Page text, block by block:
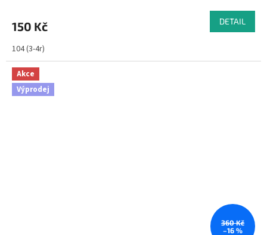
150 Kč DETAIL
104 (3-4r)
Akce
Výprodej
360 Kč
–16 %